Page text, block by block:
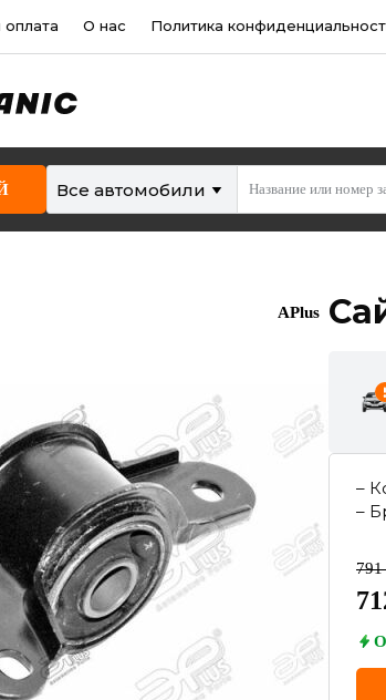
оплата О нас Политика
Все автомобили
APlus
–
–
791